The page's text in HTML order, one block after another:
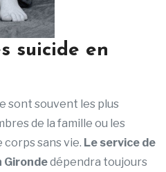
suicide en
sont souvent les plus
de la famille ou les
sans vie. Le service de
Girondedépendra toujours